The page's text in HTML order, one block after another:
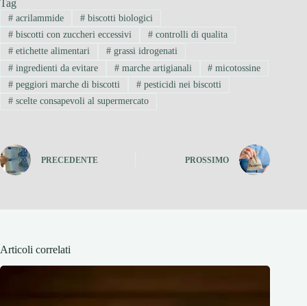
Tag
#acrilammide #biscotti biologici
#biscotti con zuccheri eccessivi #controlli di qualita
#etichette alimentari #grassi idrogenati
#ingredienti da evitare #marche artigianali # micotossine
#peggiori marche di biscotti #pesticidi nei biscotti
#scelte consapevoli al supermercato
PRECEDENTE PROSSIMO
Articoli correlati